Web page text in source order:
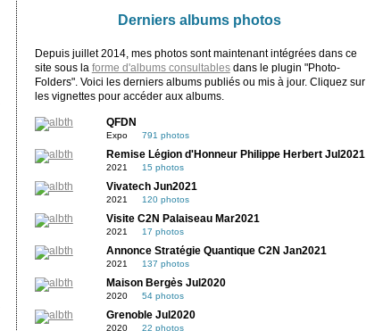
Derniers albums photos
Depuis juillet 2014, mes photos sont maintenant intégrées dans ce
site sous la forme d'albums consultablesdans le plugin "Photo-
Folders". Voici les derniers albums publiés ou mis à jour. Cliquez sur
les vignettes pour accéder aux albums.
QFDN
Expo 791 photos
Remise Légion d'Honneur Philippe Herbert Jul2021
2021 15 photos
Vivatech Jun2021
2021 120 photos
Visite C2N Palaiseau Mar2021
2021 17 photos
Annonce Stratégie Quantique C2N Jan2021
2021 137 photos
Maison Bergès Jul2020
2020 54 photos
Grenoble Jul2020
2020 22 photos